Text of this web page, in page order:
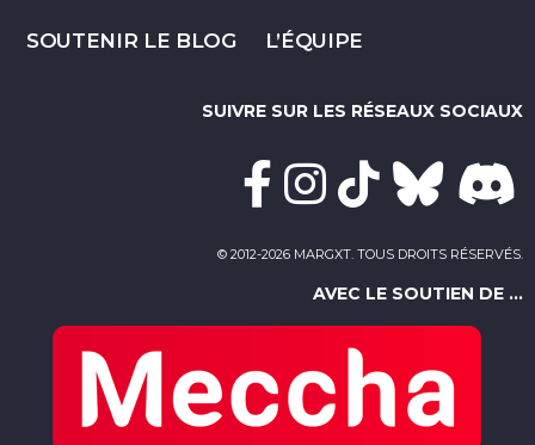
SOUTENIR LE BLOG L’ÉQUIPE
SUIVRE SUR LES RÉSEAUX SOCIAUX
© 2012-2026 MARGXT. TOUS DROITS RÉSERVÉS.
AVEC LE SOUTIEN DE ...